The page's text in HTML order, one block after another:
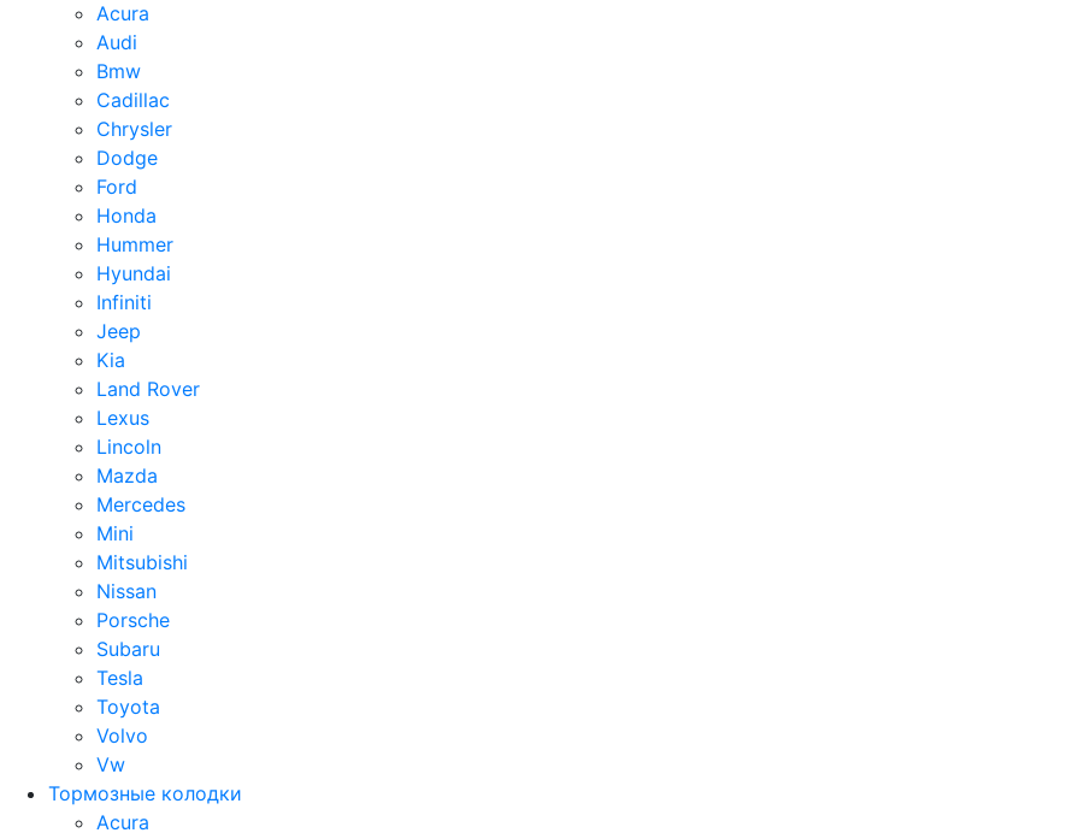
Acura
Audi
Bmw
Cadillac
Chrysler
Dodge
Ford
Honda
Hummer
Hyundai
Infiniti
Jeep
Kia
Land Rover
Lexus
Lincoln
Mazda
Mercedes
Mini
Mitsubishi
Nissan
Porsche
Subaru
Tesla
Toyota
Volvo
Vw
Тормозные колодки
Acura